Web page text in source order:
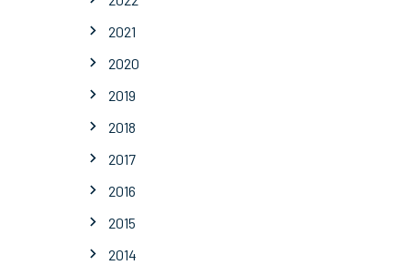
2021
2020
2019
2018
2017
2016
2015
2014